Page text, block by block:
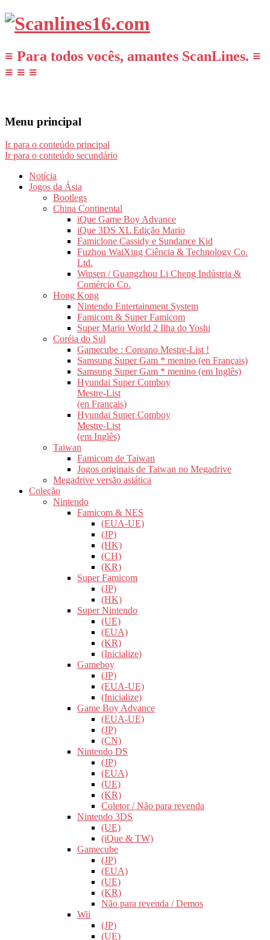
≡ Para todos vocês, amantes ScanLines. ≡
≡ ≡ ≡
Menu principal
Ir para o conteúdo principal
Ir para o conteúdo secundário
Notícia
Jogos da Ásia
Bootlegs
China Continental
iQue Game Boy Advance
iQue 3DS XL Edição Mario
Famiclone Cassidy e Sundance Kid
Fuzhou WaiXing Ciência & Technology Co.
Ltd.
Winsen / Guangzhou Li Cheng Indústria &
Comércio Co.
Hong Kong
Nintendo Entertainment System
Famicom & Super Famicom
Super Mario World 2 Ilha do Yoshi
Coréia do Sul
Gamecube : Coreano Mestre-List !
Samsung Super Gam * menino (en Français)
Samsung Super Gam * menino (em Inglês)
Hyundai Super Comboy
Mestre-List
(en Français)
Hyundai Super Comboy
Mestre-List
(em Inglês)
Taiwan
Famicom de Taiwan
Jogos originais de Taiwan no Megadrive
Megadrive versão asiática
Coleção
Nintendo
Famicom & NES
(EUA-UE)
(JP)
(HK)
(CH)
(KR)
Super Famicom
(JP)
(HK)
Super Nintendo
(UE)
(EUA)
(KR)
(Inicialize)
Gameboy
(JP)
(EUA-UE)
(Inicialize)
Game Boy Advance
(EUA-UE)
(JP)
(CN)
Nintendo DS
(JP)
(EUA)
(UE)
(KR)
Coletor / Não para revenda
Nintendo 3DS
(UE)
(iQue & TW)
Gamecube
(JP)
(EUA)
(UE)
(KR)
Não para revenda / Demos
Wii
(JP)
(UE)